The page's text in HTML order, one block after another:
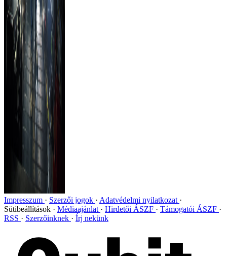
Impresszum Szerzői jogok
Adatvédelmi nyilatkozat
Sütibeállítások
Médiaajánlat Hirdetői ÁSZF
Támogatói ÁSZF
RSS
Szerzőinknek Írj nekünk